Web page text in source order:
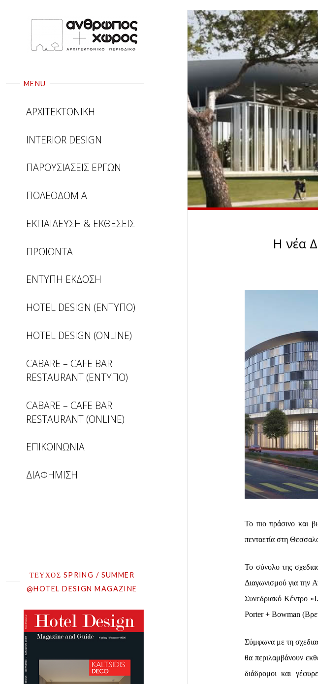
MENU
ΑΡΧΙΤΕΚΤΟΝΙΚΗ
INTERIOR DESIGN
ΠΑΡΟΥΣΙΑΣΕΙΣ ΕΡΓΩΝ
ΠΟΛΕΟΔΟΜΙΑ
ΕΚΠΑΙΔΕΥΣΗ & ΕΚΘΕΣΕΙΣ
ΠΡΟΙΟΝΤΑ
ΕΝΤΥΠΗ ΕΚΔΟΣΗ
HOTEL DESIGN (ΕΝΤΥΠΟ)
HOTEL DESIGN (ONLINE)
CABARE – CAFE BAR
RESTAURANT (ΕΝΤΥΠΟ)
CABARE – CAFE BAR
RESTAURANT (ONLINE)
ΕΠΙΚΟΙΝΩΝΙΑ
ΔΙΑΦΗΜΙΣΗ
ΤΕΥΧΟΣ SPRING / SUMMER
@HOTEL DESIGN MAGAZINE
Η νέα
Το πιο πράσινο και
πενταετία στη
Το σύνολο της
Διαγωνισμού για την
Συνεδριακό Κέντρο
Porter + Bowman
Σύμφωνα με τη
θα περιλαμβάνουν
διάδρομοι και